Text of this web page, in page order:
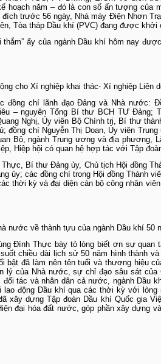
hoạch năm – đó là con số ấn tượng của
trước 56 ngày, Nhà máy Điện Nhơn
Tòa tháp Dầu khí (PVC) đang được
ấy của ngành Dầu khí hôm nay
cho Xí nghiệp khai thác- Xí nghiệp Liên
đồng chí lãnh đạo Đảng và Nhà nước:
– nguyên Tổng Bí thư BCH TƯ Đảng;
Nghị, Ủy viên Bộ Chính trị, Bí thư
đồng chí Nguyễn Thị Doan, Ủy viên
Bộ, ngành Trung ương và địa phương,
Hiệp hội có quan hệ hợp tác với Tập
Bí thư Đảng ủy, Chủ tịch Hội đồng
ủy; các đồng chí trong Hội đồng Thành
thời kỳ và đại diện cán bộ công nhân
nước về thành tựu của ngành Dầu khí 50
Đình Thực bày tỏ lòng biết ơn sự quan
chiều dài lịch sử 50 năm hình thành và
đã làm nên tên tuổi và thương hiệu
lý của Nhà nước, sự chỉ đạo sâu sát của
tác và nhân dân cả nước, ngành Dầu
động Dầu khí qua các thời kỳ với lòng
xây dựng Tập đoàn Dầu khí Quốc gia
đại hóa đất nước, góp phần xây dựng